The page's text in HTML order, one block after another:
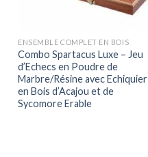
ENSEMBLE COMPLET EN BOIS
Combo Spartacus Luxe – Jeu
d’Echecs en Poudre de
Marbre/Résine avec Echiquier
en Bois d’Acajou et de
Sycomore Erable